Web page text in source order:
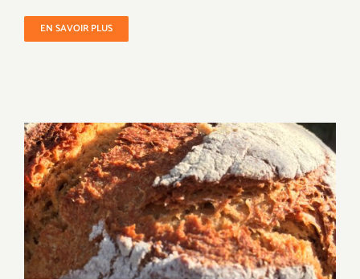
EN SAVOIR PLUS
Recette Pain au levain naturel – Farine
semi complète de Khorasan Bio